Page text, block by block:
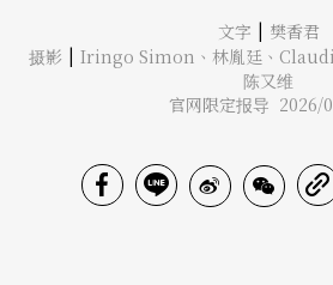
文字 | 樊香君
摄影 | Iringo Simon 、 林胤廷 、
陈又维
官网限定报导 2026/